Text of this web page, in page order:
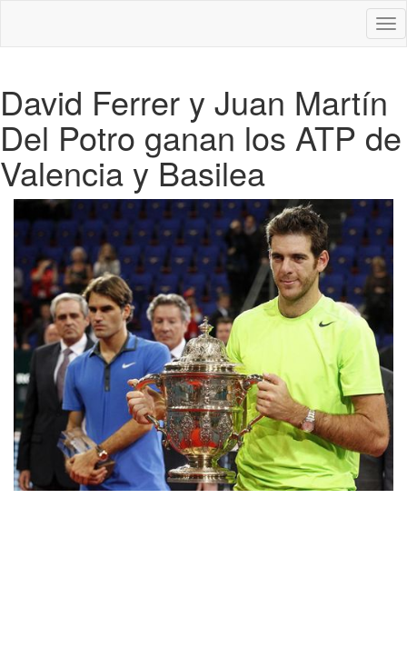
David Ferrer y Juan Martín
Del Potro ganan los ATP de
Valencia y Basilea